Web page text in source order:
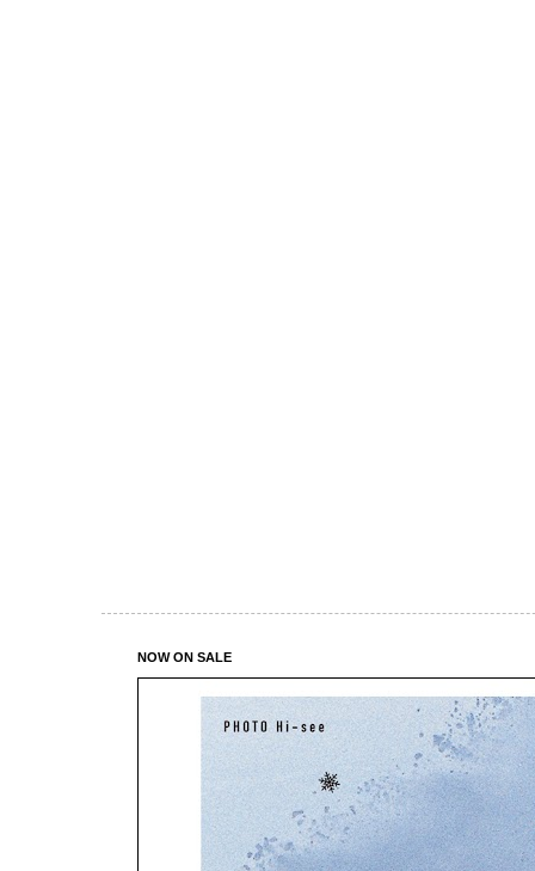
NOW ON SALE